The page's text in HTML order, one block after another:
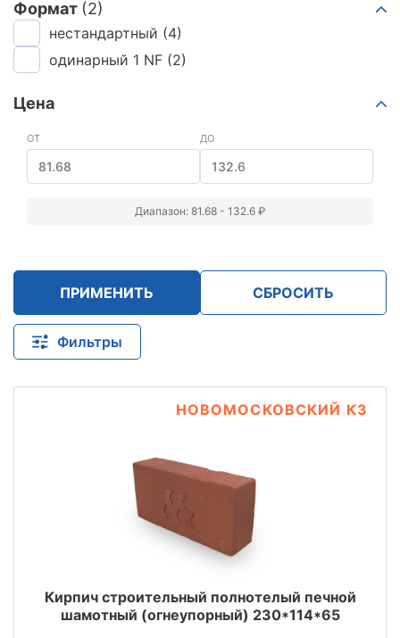
Воротынский КЗ
Формат (2)
нестандартный (4)
одинарный 1 NF (2)
Цена
ОТ ДО
Диапазон: 81.68 - 132.6 ₽
ПРИМЕНИТЬ СБРОСИТЬ
Фильтры
НОВОМОСКОВСКИЙ КЗ
Кирпич строительный полнотелый печной
шамотный (огнеупорный) 230*114*65